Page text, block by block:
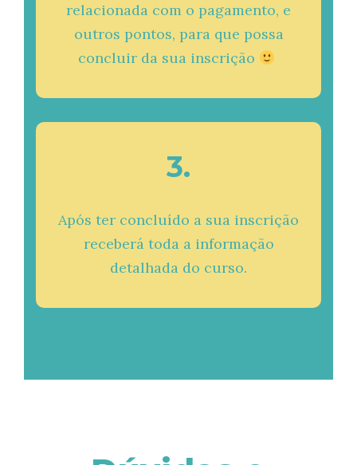
relacionada com o pagamento, e
outros pontos, para que possa
concluir da sua inscrição
3.
Após ter concluído a sua inscrição
receberá toda a informação
detalhada do curso.